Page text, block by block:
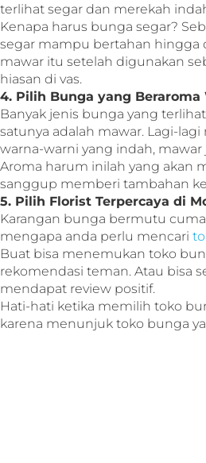
terlihat segar dan merekah
Kenapa harus bunga segar?
segar mampu bertahan hingga
mawar itu setelah digunakan
hiasan di vas.
4. Pilih Bunga yang Beraroma
Banyak jenis bunga yang
satunya adalah mawar. Lagi-
warna-warni yang indah,
Aroma harum inilah yang akan
sanggup memberi tambahan
5. Pilih Florist Terpercaya di
Karangan bunga bermutu
mengapa anda perlu mencari
Buat bisa menemukan toko
rekomendasi teman. Atau bisa
mendapat review positif.
Hati-hati ketika memilih toko
karena menunjuk toko bunga